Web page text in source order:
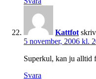
Kattfot
5 november, 2006 kl.
Superkul, kan ju alltid
Svara